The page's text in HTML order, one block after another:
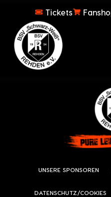
Tickets
UNSERE SPONSOREN
DATENSCHUTZ/COOKIES